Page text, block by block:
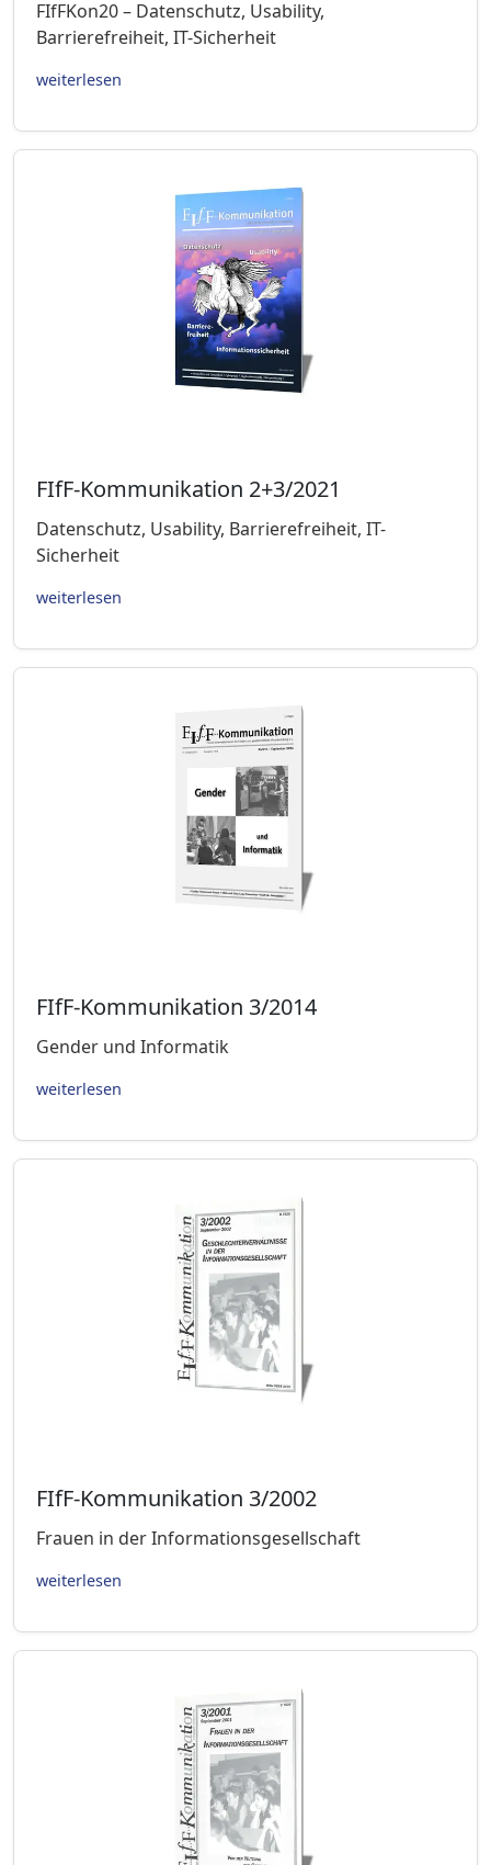
FIfFKon20 – Datenschutz, Usability,
Barrierefreiheit, IT-Sicherheit
weiterlesen
FIfF-Kommunikation 2+3/2021
Datenschutz, Usability, Barrierefreiheit, IT-
Sicherheit
weiterlesen
FIfF-Kommunikation 3/2014
Gender und Informatik
weiterlesen
FIfF-Kommunikation 3/2002
Frauen in der Informationsgesellschaft
weiterlesen